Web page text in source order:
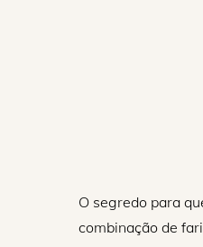
O segredo para
combinação de